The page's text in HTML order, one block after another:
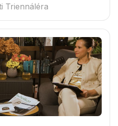
Triennáléra